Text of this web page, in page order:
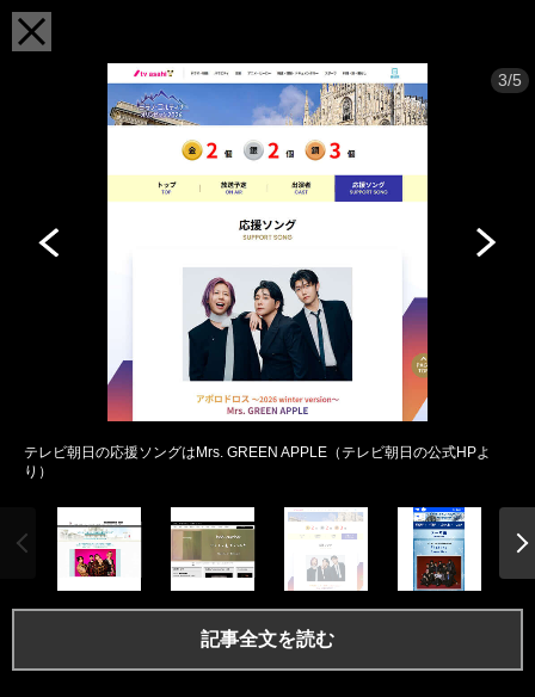
3/5
テレビ朝日の応援ソングはMrs. GREEN APPLE（テレビ朝日の公式HPよ
り）
記事全文を読む